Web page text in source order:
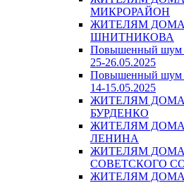
МИКРОРАЙОН
ЖИТЕЛЯМ ДОМА
ШНИТНИКОВА
Повышенный шум
25-26.05.2025
Повышенный шум
14-15.05.2025
ЖИТЕЛЯМ ДОМА
БУРДЕНКО
ЖИТЕЛЯМ ДОМА
ЛЕНИНА
ЖИТЕЛЯМ ДОМА
СОВЕТСКОГО
ЖИТЕЛЯМ ДОМА